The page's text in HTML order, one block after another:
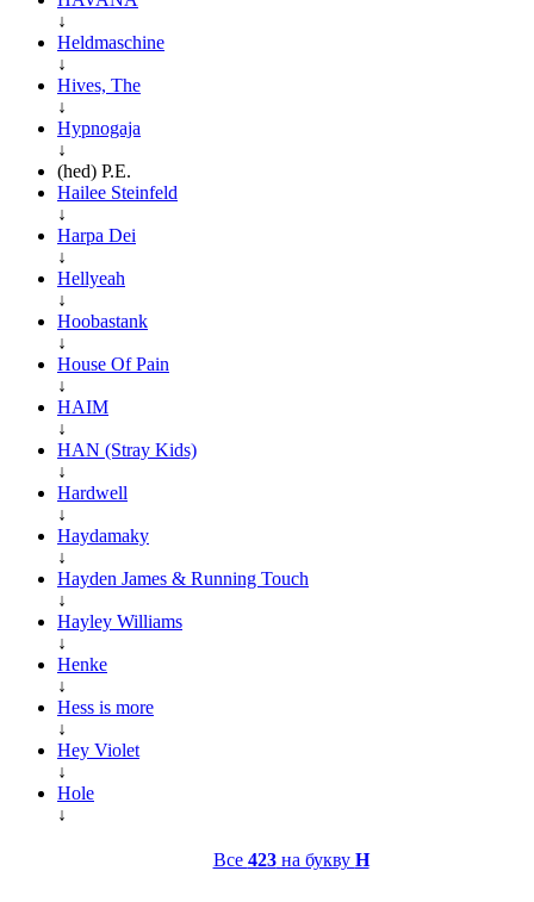
↓
Heldmaschine
↓
Hives, The
↓
Hypnogaja
↓
(hed) P.E.
Hailee Steinfeld
↓
Harpa Dei
↓
Hellyeah
↓
Hoobastank
↓
House Of Pain
↓
HAIM
↓
HAN (Stray Kids)
↓
Hardwell
↓
Haydamaky
↓
Hayden James & Running Touch
↓
Hayley Williams
↓
Henke
↓
Hess is more
↓
Hey Violet
↓
Hole
↓
Все 423на букву H